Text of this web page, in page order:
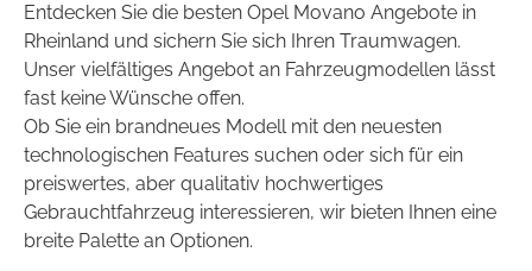
Entdecken Sie die besten Opel Movano Angebote in
Rheinland und sichern Sie sich Ihren Traumwagen.
Unser vielfältiges Angebot an Fahrzeugmodellen lässt
fast keine Wünsche offen.
Ob Sie ein brandneues Modell mit den neuesten
technologischen Features suchen oder sich für ein
preiswertes, aber qualitativ hochwertiges
Gebrauchtfahrzeug interessieren, wir bieten Ihnen eine
breite Palette an Optionen.